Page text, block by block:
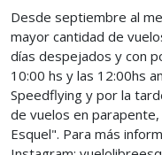
Desde septiembre al
mayor cantidad de
días despejados y con
10:00 hs y las 12:00hs
Speedflying y por la
de vuelos en parapente,
Esquel". Para más